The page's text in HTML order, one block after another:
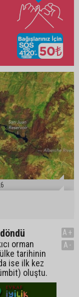
orman
tarihinin
ise ilk kez
oluştu.
A+
A-